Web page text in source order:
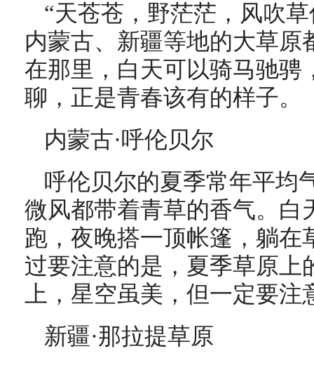
“天苍苍，野茫茫，风吹
内蒙古、新疆等地的大草原
在那里，白天可以骑马驰骋
聊，正是青春该有的样子。
内蒙古·呼伦贝尔
呼伦贝尔的夏季常年平均
微风都带着青草的香气。白
跑，夜晚搭一顶帐篷，躺在
过要注意的是，夏季草原
上，星空虽美，但一定要注
新疆·那拉提草原